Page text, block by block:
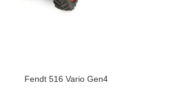
Fendt 516 Vario Gen4